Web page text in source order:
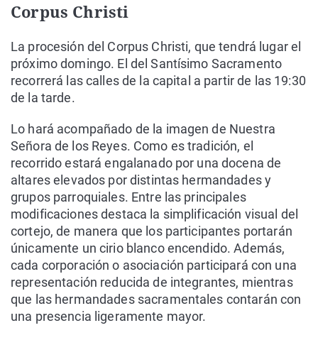
Corpus Christi
La procesión del Corpus Christi, que tendrá lugar el
próximo domingo. El del Santísimo Sacramento
recorrerá las calles de la capital a partir de las 19:30
de la tarde.
Lo hará acompañado de la imagen de Nuestra
Señora de los Reyes. Como es tradición, el
recorrido estará engalanado por una docena de
altares elevados por distintas hermandades y
grupos parroquiales. Entre las principales
modificaciones destaca la simplificación visual del
cortejo, de manera que los participantes portarán
únicamente un cirio blanco encendido. Además,
cada corporación o asociación participará con una
representación reducida de integrantes, mientras
que las hermandades sacramentales contarán con
una presencia ligeramente mayor.